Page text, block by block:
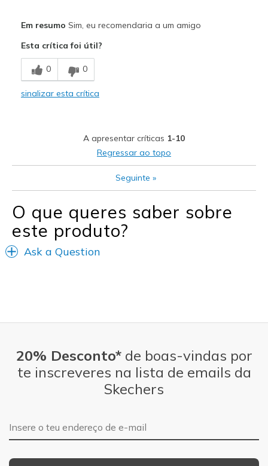
Breathe Well
Comfortable
Melhores utilizações
Casual Wear
Sizing
Feels half size too big
View On Shoes
Shoes are for Wearing
Em resumo Sim, eu recomendaria a um amigo
Esta crítica foi útil?
0 0
sinalizar esta crítica
A apresentar críticas 1-10
Regressar ao topo
Seguinte »
O que queres saber sobre
este produto?
Ask a Question
20% Desconto*de boas-vindas por
te inscreveres na lista de emails da
Skechers
Endereço de e-mail